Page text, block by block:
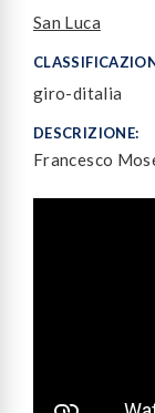
San Luca
giro-ditalia
DESCRIZIONE:
Francesco